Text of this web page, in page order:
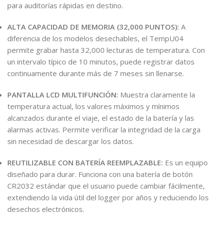
para auditorías rápidas en destino.
ALTA CAPACIDAD DE MEMORIA (32,000 PUNTOS): A
diferencia de los modelos desechables, el TempU04
permite grabar hasta 32,000 lecturas de temperatura. Con
un intervalo típico de 10 minutos, puede registrar datos
continuamente durante más de 7 meses sin llenarse.
PANTALLA LCD MULTIFUNCIÓN: Muestra claramente la
temperatura actual, los valores máximos y mínimos
alcanzados durante el viaje, el estado de la batería y las
alarmas activas. Permite verificar la integridad de la carga
sin necesidad de descargar los datos.
REUTILIZABLE CON BATERÍA REEMPLAZABLE: Es un equipo
diseñado para durar. Funciona con una batería de botón
CR2032 estándar que el usuario puede cambiar fácilmente,
extendiendo la vida útil del logger por años y reduciendo los
desechos electrónicos.